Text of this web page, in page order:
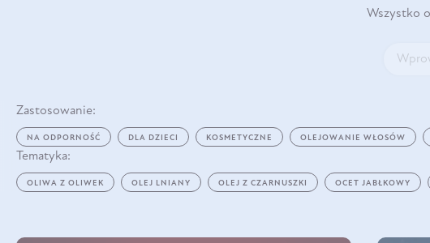
Wszystko
Zastosowanie:
NA ODPORNOŚĆ DLA DZIECI KOSMETYCZNE OLEJOWANIE WŁOSÓW
Tematyka:
OLIWA Z OLIWEK OLEJ LNIANY OLEJ Z CZARNUSZKI OCET JABŁKOWY